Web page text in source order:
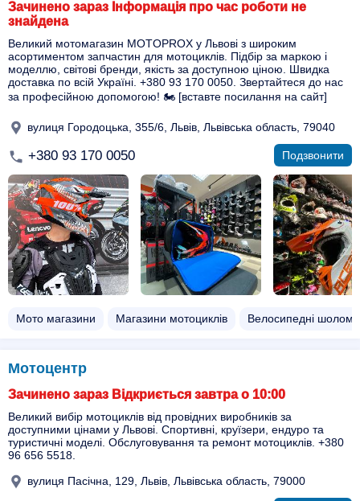
Зачинено зараз Інформація про час роботи не
знайдена
Великий мотомагазин MOTOPROX у Львові з широким
асортиментом запчастин для мотоциклів. Підбір за маркою і
моделлю, світові бренди, якість за доступною ціною. Швидка
доставка по всій Україні. +380 93 170 0050. Звертайтеся до нас
за професійною допомогою! 🏍 [вставте посилання на сайт]
вулиця Городоцька, 355/6, Львів, Львівська область, 79040
+380 93 170 0050 Подзвонити
Мото магазини Магазини мотоциклів Велосипедні шоломи
Мотоцентр
Зачинено зараз Відкриється завтра о 10:00
Великий вибір мотоциклів від провідних виробників за
доступними цінами у Львові. Спортивні, круїзери, ендуро та
туристичні моделі. Обслуговування та ремонт мотоциклів. +380
96 656 5518.
вулиця Пасічна, 129, Львів, Львівська область, 79000